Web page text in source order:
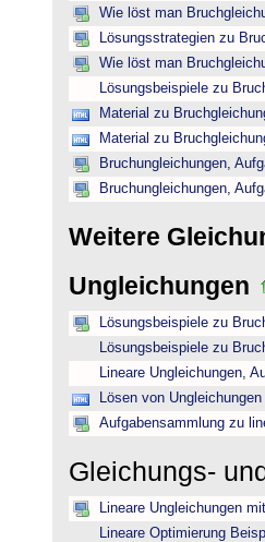
Wie löst man
Lösungsstrategien zu
Wie löst man
Lösungsbeispiele zu
Material zu
Material zu
Bruchungleichungen,
Bruchungleichungen,
Weitere
Ungleichungen
Lösungsbeispiele zu
Lösungsbeispiele zu
Lineare Ungleichungen,
Lösen von Ungleichungen
Aufgabensammlung zu
Gleichungs-
Lineare Ungleichungen
Lineare Optimierung